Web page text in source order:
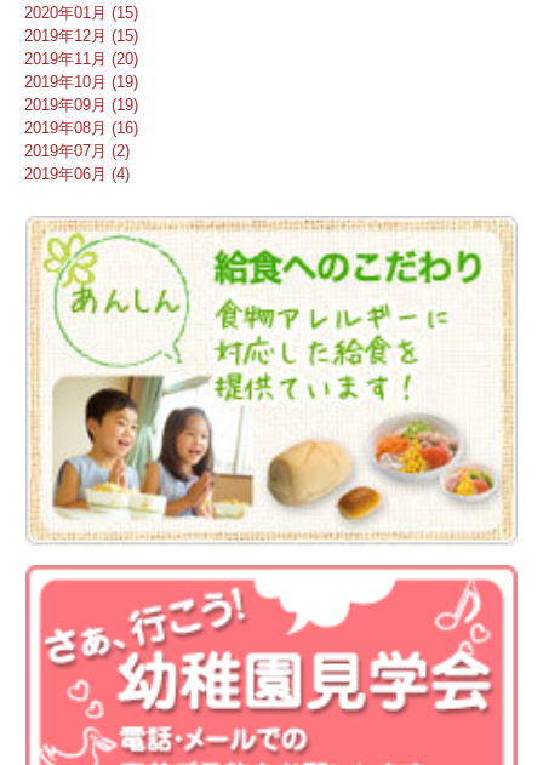
2020年01月 (15)
2019年12月 (15)
2019年11月 (20)
2019年10月 (19)
2019年09月 (19)
2019年08月 (16)
2019年07月 (2)
2019年06月 (4)